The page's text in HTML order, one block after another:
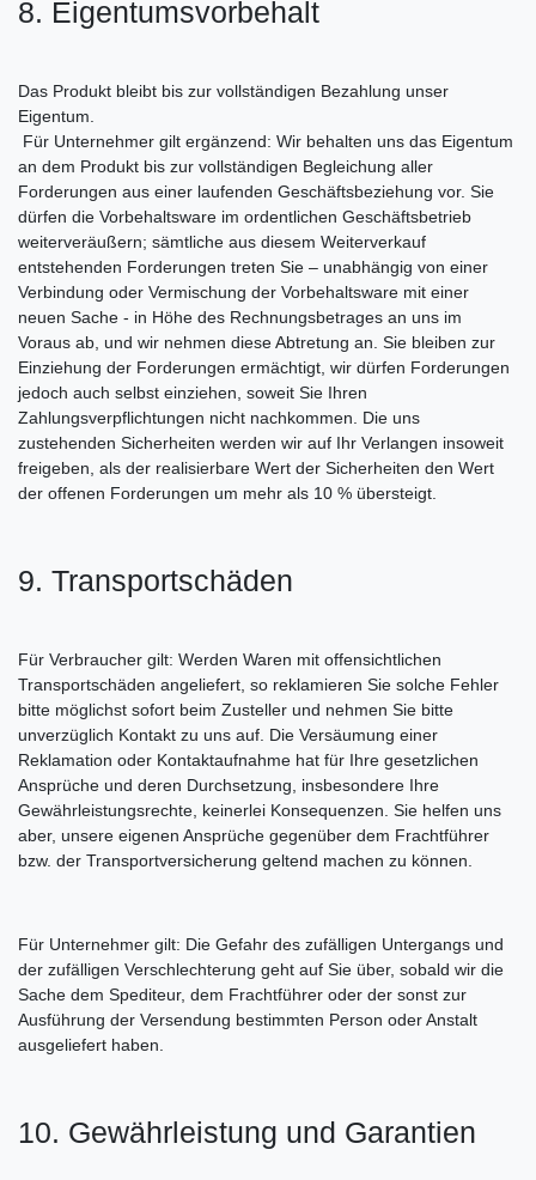
8. Eigentumsvorbehalt
Das Produkt bleibt bis zur vollständigen Bezahlung unser
Eigentum.
Für Unternehmer gilt ergänzend: Wir behalten uns das Eigentum
an dem Produkt bis zur vollständigen Begleichung aller
Forderungen aus einer laufenden Geschäftsbeziehung vor. Sie
dürfen die Vorbehaltsware im ordentlichen Geschäftsbetrieb
weiterveräußern; sämtliche aus diesem Weiterverkauf
entstehenden Forderungen treten Sie – unabhängig von einer
Verbindung oder Vermischung der Vorbehaltsware mit einer
neuen Sache - in Höhe des Rechnungsbetrages an uns im
Voraus ab, und wir nehmen diese Abtretung an. Sie bleiben zur
Einziehung der Forderungen ermächtigt, wir dürfen Forderungen
jedoch auch selbst einziehen, soweit Sie Ihren
Zahlungsverpflichtungen nicht nachkommen. Die uns
zustehenden Sicherheiten werden wir auf Ihr Verlangen insoweit
freigeben, als der realisierbare Wert der Sicherheiten den Wert
der offenen Forderungen um mehr als 10 % übersteigt.
9. Transportschäden
Für Verbraucher gilt: Werden Waren mit offensichtlichen
Transportschäden angeliefert, so reklamieren Sie solche Fehler
bitte möglichst sofort beim Zusteller und nehmen Sie bitte
unverzüglich Kontakt zu uns auf. Die Versäumung einer
Reklamation oder Kontaktaufnahme hat für Ihre gesetzlichen
Ansprüche und deren Durchsetzung, insbesondere Ihre
Gewährleistungsrechte, keinerlei Konsequenzen. Sie helfen uns
aber, unsere eigenen Ansprüche gegenüber dem Frachtführer
bzw. der Transportversicherung geltend machen zu können.
Für Unternehmer gilt: Die Gefahr des zufälligen Untergangs und
der zufälligen Verschlechterung geht auf Sie über, sobald wir die
Sache dem Spediteur, dem Frachtführer oder der sonst zur
Ausführung der Versendung bestimmten Person oder Anstalt
ausgeliefert haben.
10. Gewährleistung und Garantien